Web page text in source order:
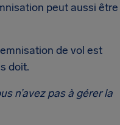
peut aussi être
de vol est
doit.
n’avez pas à gérer la